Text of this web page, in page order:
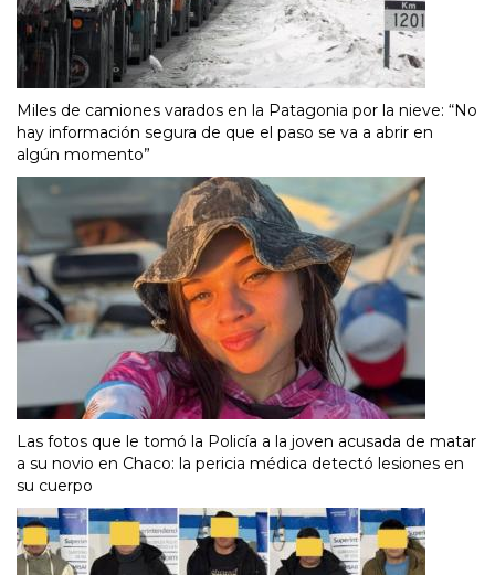
Miles de camiones varados en la Patagonia por la nieve: “No
hay información segura de que el paso se va a abrir en
algún momento”
Las fotos que le tomó la Policía a la joven acusada de matar
a su novio en Chaco: la pericia médica detectó lesiones en
su cuerpo